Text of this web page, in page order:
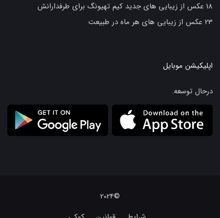
18 عکس از زیبایی های جدید کیم تهیونگ برای طرفدارانش
23 عکس از زیبایی های هر ماه در طبیعت
اپلیکیشن موبایل
درحال توسعه.
©2024